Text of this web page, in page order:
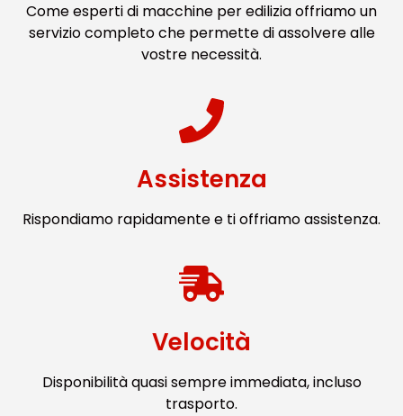
Come esperti di macchine per edilizia offriamo un
servizio completo che permette di assolvere alle
vostre necessità.
Assistenza
Rispondiamo rapidamente e ti offriamo assistenza.
Velocità
Disponibilità quasi sempre immediata, incluso
trasporto.